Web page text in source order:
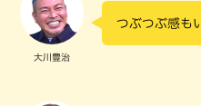
大川豊治
つぶつぶ感も